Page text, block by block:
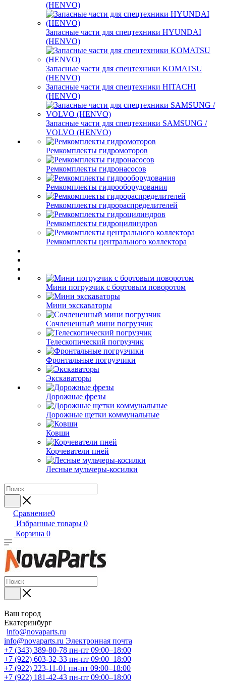
(HENVO)
Запасные части для спецтехники HYUNDAI
(HENVO)
Запасные части для спецтехники KOMATSU
(HENVO)
Запасные части для спецтехники HITACHI
(HENVO)
Запасные части для спецтехники SAMSUNG /
VOLVO (HENVO)
Ремкомплекты гидромоторов
Ремкомплекты гидронасосов
Ремкомплекты гидрооборудования
Ремкомплекты гидрораспределителей
Ремкомплекты гидроцилиндров
Ремкомплекты центрального коллектора
Мини погрузчик с бортовым поворотом
Мини экскаваторы
Сочлененный мини погрузчик
Телескопический погрузчик
Фронтальные погрузчики
Экскаваторы
Дорожные фрезы
Дорожные щетки коммунальные
Ковши
Корчеватели пней
Лесные мульчеры-косилки
Сравнение0
Избранные товары 0
Корзина 0
Ваш город
Екатеринбург
info@novaparts.ru
info@novaparts.ru Электронная почта
+7 (343) 389-80-78 пн-пт 09:00–18:00
+7 (922) 603-32-33 пн-пт 09:00–18:00
+7 (922) 223-11-01 пн-пт 09:00–18:00
+7 (922) 181-42-43 пн-пт 09:00–18:00